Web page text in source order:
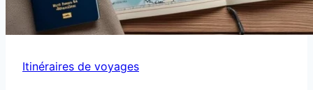
Itinéraires de voyages